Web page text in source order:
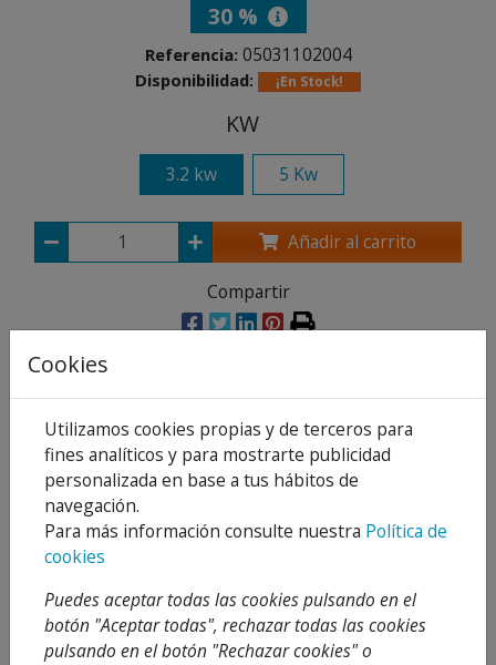
30 %
Referencia: 05031102004
Disponibilidad: ¡En Stock!
KW
3.2 kw 5 Kw
Añadir al carrito
Compartir
Descripción
Detalles
Una máquinaGeos+es sinónimo defiabilidad y
eficienciatras muchos años acompañando a los
profesionales y creciendo junto a ellos. La nueva
Cookies
Utilizamos cookies propias y de terceros para
fines analíticos y para mostrarte publicidad
personalizada en base a tus hábitos de
navegación.
Para más información consulte nuestra Política de
cookies
Puedes aceptar todas las cookies pulsando en el
botón "Aceptar todas", rechazar todas las cookies
pulsando en el botón "Rechazar cookies" o